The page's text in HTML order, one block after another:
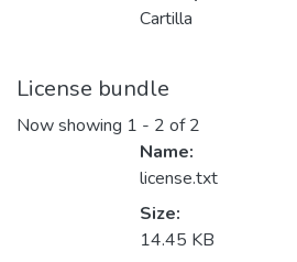
Cartilla
License bundle
Now showing 1 - 2 of 2
Name:
license.txt
Size:
14.45 KB